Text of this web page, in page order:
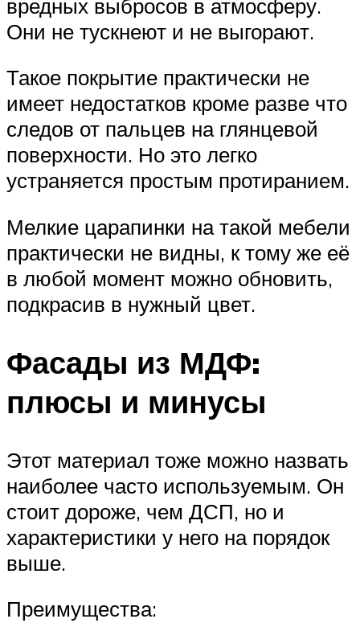
вредных выбросов в атмосферу.
Они не тускнеют и не выгорают.
Такое покрытие практически не
имеет недостатков кроме разве что
следов от пальцев на глянцевой
поверхности. Но это легко
устраняется простым протиранием.
Мелкие царапинки на такой мебели
практически не видны, к тому же её
в любой момент можно обновить,
подкрасив в нужный цвет.
Фасады из МДФ:
плюсы и минусы
Этот материал тоже можно назвать
наиболее часто используемым. Он
стоит дороже, чем ДСП, но и
характеристики у него на порядок
выше.
Преимущества: